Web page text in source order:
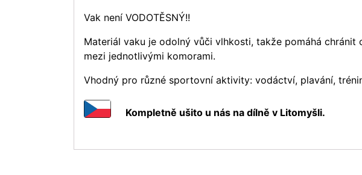
Vak není VODOTĚSNÝ!!
Materiál vaku je odolný vůči vlhkosti, takže pomáhá
mezi jednotlivými komorami.
Vhodný pro různé sportovní aktivity: vodáctví, plavání,
Kompletně ušito u nás na dílně v Litomyšli.